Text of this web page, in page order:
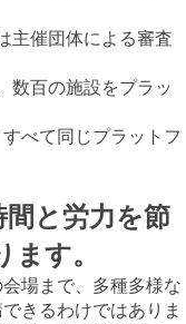
主催団体による審査
数百の施設をプラッ
べて同じプラットフ
と労力を節
す。
場まで、多種多様な
きるわけではありま